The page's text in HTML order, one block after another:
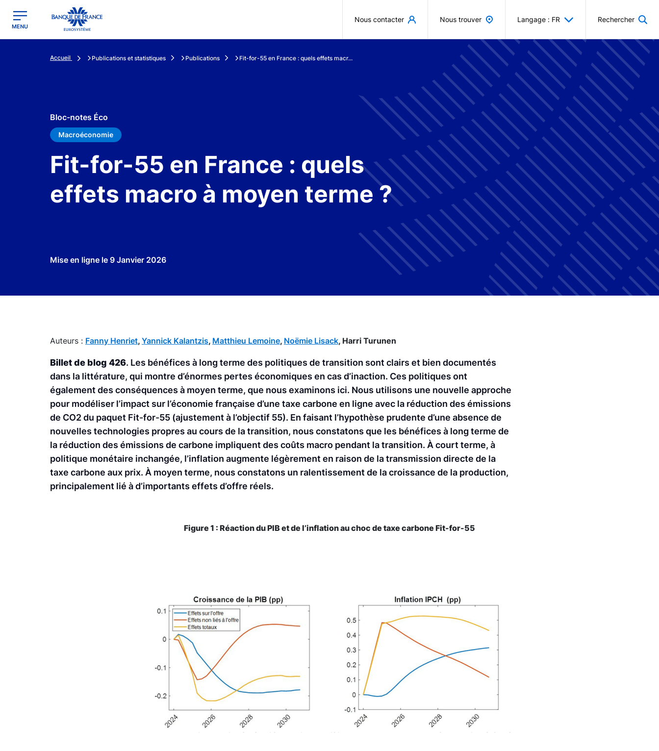
Banque de France - Menu Principal
MENU
Nous contacter Nous trouver Langage : FR Rechercher
Accueil Publications et statistiques Publications Fit-for-55 en France : quels effets macr...
Bloc-notes Éco
Macroéconomie
Fit-for-55 en France : quels
effets macro à moyen terme ?
Mise en ligne le 9 Janvier 2026
Auteurs : Fanny Henriet, Yannick Kalantzis, Matthieu Lemoine, Noëmie Lisack, Harri Turunen
Billet de blog 426. Les bénéfices à long terme des politiques de transition sont clairs et bien documentés
dans la littérature, qui montre d’énormes pertes économiques en cas d’inaction. Ces politiques ont
également des conséquences à moyen terme, que nous examinons ici. Nous utilisons une nouvelle approche
pour modéliser l’impact sur l’économie française d’une taxe carbone en ligne avec la réduction des émissions
de CO2 du paquet Fit-for-55 (ajustement à l’objectif 55). En faisant l’hypothèse prudente d’une absence de
nouvelles technologies propres au cours de la transition, nous constatons que les bénéfices à long terme de
la réduction des émissions de carbone impliquent des coûts macro pendant la transition. À court terme, à
politique monétaire inchangée, l’inflation augmente légèrement en raison de la transmission directe de la
taxe carbone aux prix. À moyen terme, nous constatons un ralentissement de la croissance de la production,
principalement lié à d’importants effets d’offre réels.
Figure 1 : Réaction du PIB et de l’inflation au choc de taxe carbone Fit-for-55